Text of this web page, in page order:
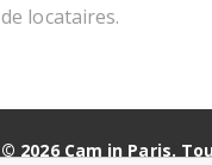
de locataires.
© 2026 Cam in Paris.